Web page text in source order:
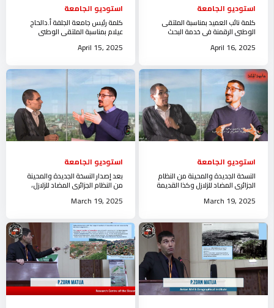
استوديو الجامعة
كلمة نائب العميد بمناسبة الملتقى
الوطني الرقمنة في خدمة البحث
العلمي في الجزائرالوضع الراهن و
الآفاق
April 16, 2025
استوديو الجامعة
كلمة رئيس جامعة الجلفة أ.دالحاج
عيلام بمناسبة الملتقى الوطني
الرقمنة في خدمة البحث العلمي في
الجزائر
April 15, 2025
استوديو الجامعة
النسخة الجديدة والمحينة من النظام
الجزائري المضاد للزلازل وكذا القديمة
March 19, 2025
استوديو الجامعة
بعد إصدار النسخة الجديدة والمحينة
من النظام الجزائري المضاد للزلازل،
March 19, 2025